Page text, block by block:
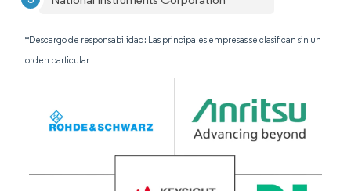
*Descargo de responsabilidad: Las principales empresas se clasifican sin un
orden particular